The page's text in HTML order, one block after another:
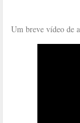
Um breve vídeo de